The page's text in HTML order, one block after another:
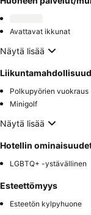
Avattavat ikkunat
Näytä lisää
Polkupyörien vuokraus
Minigolf
Näytä lisää
Hotellin
LGBTQ+ -ystävällinen
Esteettömyys
Esteetön kylpyhuone